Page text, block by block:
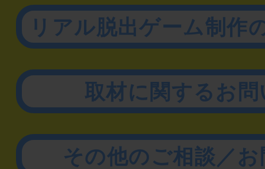
リアル脱出ゲーム制作
取材に関するお
その他のご相談／